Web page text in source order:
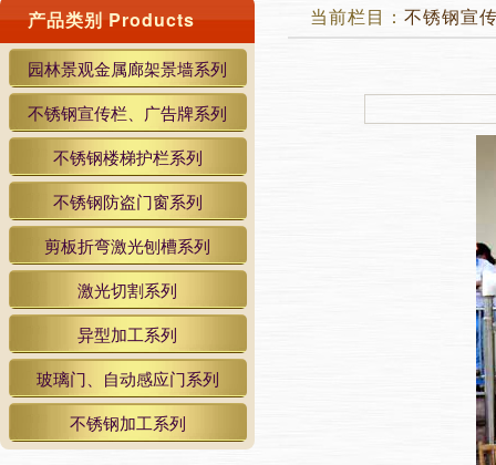
产品类别 Products
园林景观金属廊架景墙系列
不锈钢宣传栏、广告牌系列
不锈钢楼梯护栏系列
不锈钢防盗门窗系列
剪板折弯激光刨槽系列
激光切割系列
异型加工系列
玻璃门、自动感应门系列
不锈钢加工系列
当前栏目： 不锈钢宣